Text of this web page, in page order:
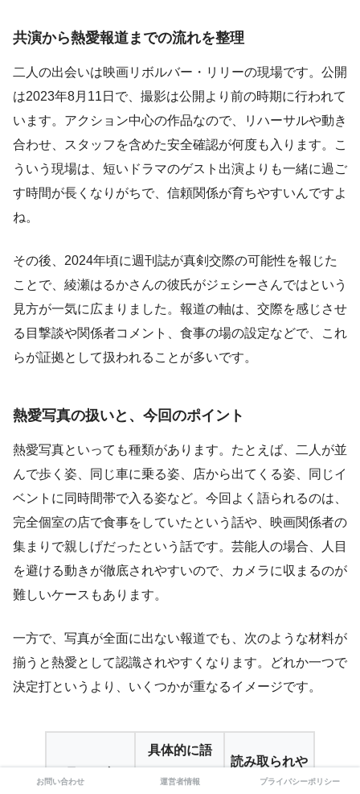
共演から熱愛報道までの流れを整理
二人の出会いは映画リボルバー・リリーの現場です。公開
は2023年8月11日で、撮影は公開より前の時期に行われて
います。アクション中心の作品なので、リハーサルや動き
合わせ、スタッフを含めた安全確認が何度も入ります。こ
ういう現場は、短いドラマのゲスト出演よりも一緒に過ご
す時間が長くなりがちで、信頼関係が育ちやすいんですよ
ね。
その後、2024年頃に週刊誌が真剣交際の可能性を報じた
ことで、綾瀬はるかさんの彼氏がジェシーさんではという
見方が一気に広まりました。報道の軸は、交際を感じさせ
る目撃談や関係者コメント、食事の場の設定などで、これ
らが証拠として扱われることが多いです。
熱愛写真の扱いと、今回のポイント
熱愛写真といっても種類があります。たとえば、二人が並
んで歩く姿、同じ車に乗る姿、店から出てくる姿、同じイ
ベントに同時間帯で入る姿など。今回よく語られるのは、
完全個室の店で食事をしていたという話や、映画関係者の
集まりで親しげだったという話です。芸能人の場合、人目
を避ける動きが徹底されやすいので、カメラに収まるのが
難しいケースもあります。
一方で、写真が全面に出ない報道でも、次のような材料が
揃うと熱愛として認識されやすくなります。どれか一つで
決定打というより、いくつかが重なるイメージです。
具体的に語
読み取られや
すい意味合い
お問い合わせ 運営者情報 プライバシーポリシー